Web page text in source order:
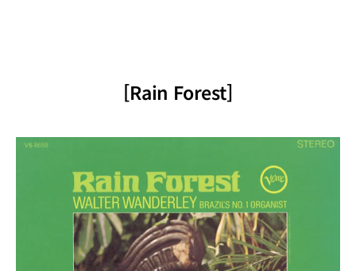
[Rain Forest]